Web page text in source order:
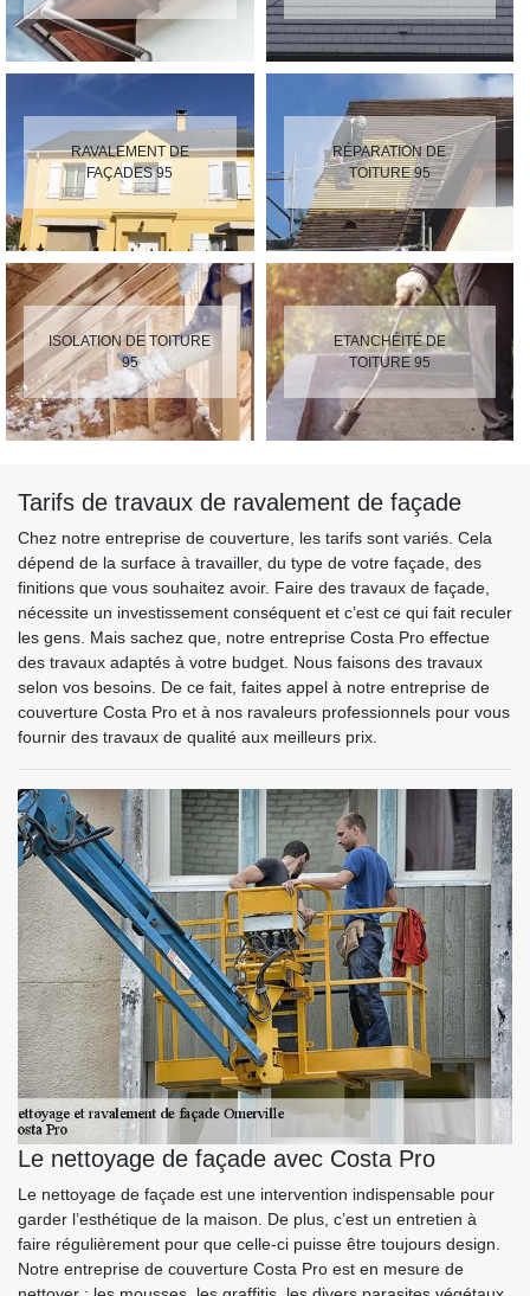
RAVALEMENT DE
FAÇADES 95
RÉPARATION DE
TOITURE 95
ISOLATION DE TOITURE
95
ETANCHÉITÉ DE
TOITURE 95
Tarifs de travaux de ravalement de façade
Chez notre entreprise de couverture, les tarifs sont variés. Cela
dépend de la surface à travailler, du type de votre façade, des
finitions que vous souhaitez avoir. Faire des travaux de façade,
nécessite un investissement conséquent et c’est ce qui fait reculer
les gens. Mais sachez que, notre entreprise Costa Pro effectue
des travaux adaptés à votre budget. Nous faisons des travaux
selon vos besoins. De ce fait, faites appel à notre entreprise de
couverture Costa Pro et à nos ravaleurs professionnels pour vous
fournir des travaux de qualité aux meilleurs prix.
Le nettoyage de façade avec Costa Pro
Le nettoyage de façade est une intervention indispensable pour
garder l’esthétique de la maison. De plus, c’est un entretien à
faire régulièrement pour que celle-ci puisse être toujours design.
Notre entreprise de couverture Costa Pro est en mesure de